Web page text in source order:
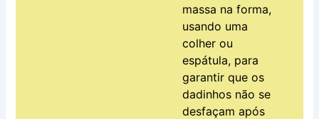
massa na forma,
usando uma
colher ou
espátula, para
garantir que os
dadinhos não se
desfaçam após